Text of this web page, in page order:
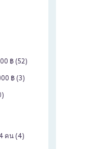
฿ (52)
฿ (3)
)
คน (4)